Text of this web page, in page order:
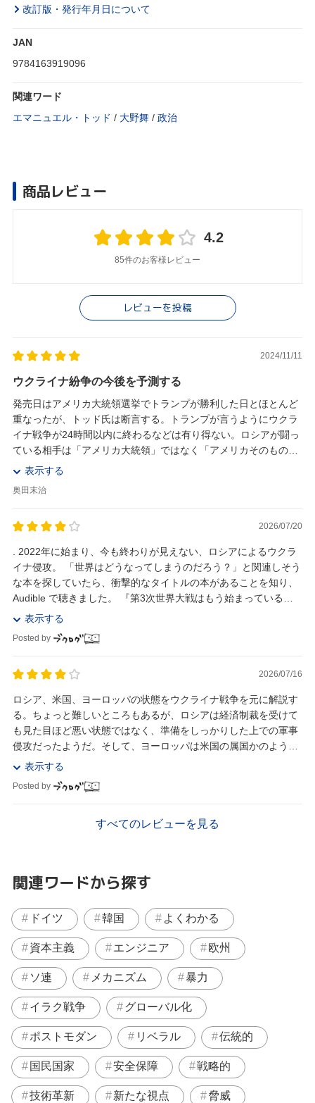
改訂版・発行年月日について
JAN
9784163919096
関連ワード
エマニュエル・トッド / 大野舞 / 政治
商品レビュー
4.2
85件のお客様レビュー
レビューを投稿
2024/11/11
ウクライナ紛争の今後を予測する
発売日はアメリカ大統領選挙でトランプが勝利した日とほとんど
重なったが、トッド氏は断言する。トランプが言うようにウクラ
イナ戦争が24時間以内に終わるなどは有り得ない。ロシアが闘っ
ている相手は「アメリカ大統領」ではなく「アメリカそのもの」
であるからだ。さて、トッド氏が言う「欧州各国は...
表示する
奥田末治
2026/07/20
. 2022年に始まり、今も終わりが見えない、ロシアによるウクラ
イナ侵攻。 「世界はどうなってしまうのだろう？」と関連しそう
な本を探していたら、衝撃的なタイトルの本があることを知り、
Audible で聴きました。 『第3次世界大戦はもう始まっている』
https://bookl...
表示する
Posted by
2026/07/16
ロシア、米国、ヨーロッパの状態をウクライナ戦争を元に解説す
る。ちょっと難しいところもあるが、ロシアは経済制裁を受けて
も見た目ほど悪い状態ではなく、準備をしっかりした上での軍事
侵攻だったようだ。そして、ヨーロッパは米国の属国かのように
落ちぶれ、すでに西洋は支配的な立場ではないらしい...
表示する
Posted by
すべてのレビューを見る
関連ワードから探す
ドイツ 韓国 よくわかる
資本主義 エンジニア 欧州
ソ連 メカニズム 暴力
イラク戦争 グローバル化
ポストモダン リベラル 伝統的
国民国家 安全保障 戦略的
技術革新 新たな視点 脅威